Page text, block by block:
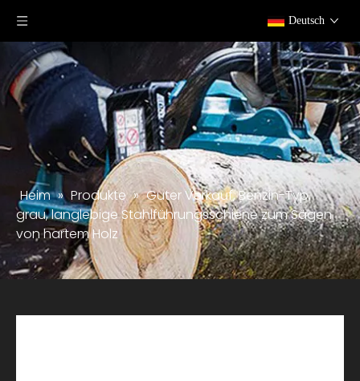
Deutsch
Heim » Produkte » Guter Verkauf, Benzin-Typ,
grau, langlebige Stahlführungsschiene zum Sägen
von hartem Holz